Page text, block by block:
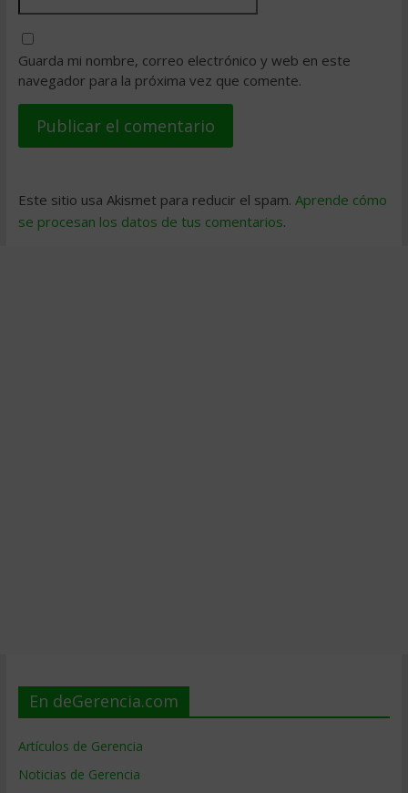
Guarda mi nombre, correo electrónico y web en este
navegador para la próxima vez que comente.
Este sitio usa Akismet para reducir el spam. Aprende cómo
se procesan los datos de tus comentarios.
En deGerencia.com
Artículos de Gerencia
Noticias de Gerencia